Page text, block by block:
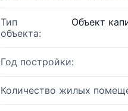
Тип
объекта:
Объект
Год постройки:
Количество жилых